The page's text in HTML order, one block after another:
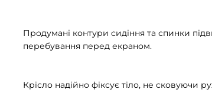
Продумані контури сидіння та спинки
перебування перед екраном.
Крісло надійно фіксує тіло, не сковуючи